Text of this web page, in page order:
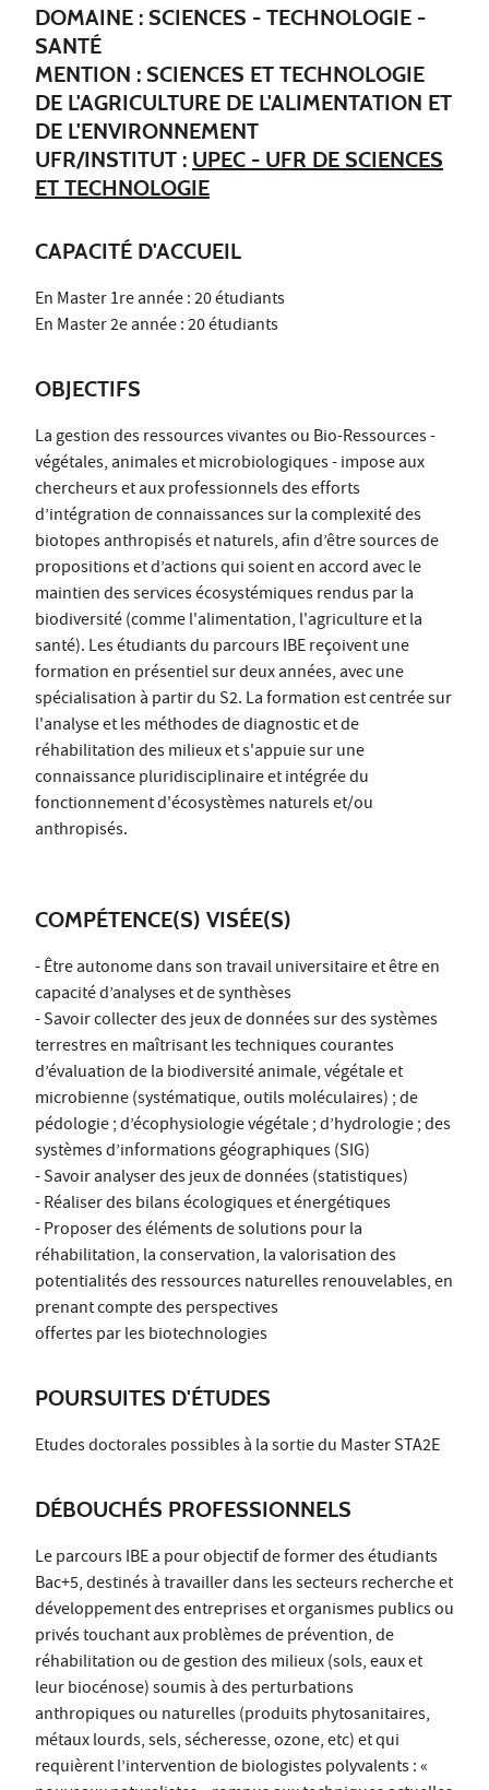
DOMAINE : SCIENCES - TECHNOLOGIE -
SANTÉ
MENTION : SCIENCES ET TECHNOLOGIE
DE L'AGRICULTURE DE L'ALIMENTATION ET
DE L'ENVIRONNEMENT
UFR/INSTITUT : UPEC - UFR DE SCIENCES
ET TECHNOLOGIE
CAPACITÉ D'ACCUEIL
En Master 1re année : 20 étudiants
En Master 2e année : 20 étudiants
OBJECTIFS
La gestion des ressources vivantes ou Bio-Ressources -
végétales, animales et microbiologiques - impose aux
chercheurs et aux professionnels des efforts
d’intégration de connaissances sur la complexité des
biotopes anthropisés et naturels, afin d’être sources de
propositions et d’actions qui soient en accord avec le
maintien des services écosystémiques rendus par la
biodiversité (comme l'alimentation, l'agriculture et la
santé). Les étudiants du parcours IBE reçoivent une
formation en présentiel sur deux années, avec une
spécialisation à partir du S2. La formation est centrée sur
l'analyse et les méthodes de diagnostic et de
réhabilitation des milieux et s'appuie sur une
connaissance pluridisciplinaire et intégrée du
fonctionnement d'écosystèmes naturels et/ou
anthropisés.
COMPÉTENCE(S) VISÉE(S)
- Être autonome dans son travail universitaire et être en
capacité d’analyses et de synthèses
- Savoir collecter des jeux de données sur des systèmes
terrestres en maîtrisant les techniques courantes
d’évaluation de la biodiversité animale, végétale et
microbienne (systématique, outils moléculaires) ; de
pédologie ; d’écophysiologie végétale ; d’hydrologie ; des
systèmes d’informations géographiques (SIG)
- Savoir analyser des jeux de données (statistiques)
- Réaliser des bilans écologiques et énergétiques
- Proposer des éléments de solutions pour la
réhabilitation, la conservation, la valorisation des
potentialités des ressources naturelles renouvelables, en
prenant compte des perspectives
offertes par les biotechnologies
POURSUITES D'ÉTUDES
Etudes doctorales possibles à la sortie du Master STA2E
DÉBOUCHÉS PROFESSIONNELS
Le parcours IBE a pour objectif de former des étudiants
Bac+5, destinés à travailler dans les secteurs recherche et
développement des entreprises et organismes publics ou
privés touchant aux problèmes de prévention, de
réhabilitation ou de gestion des milieux (sols, eaux et
leur biocénose) soumis à des perturbations
anthropiques ou naturelles (produits phytosanitaires,
métaux lourds, sels, sécheresse, ozone, etc) et qui
requièrent l’intervention de biologistes polyvalents : «